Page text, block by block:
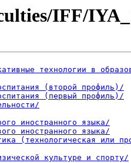
IFF/
технологии в
(второй профиль)/
(первый профиль)/
иностранного языка/
иностранного языка/
(технологическая или
культуре и спорту/